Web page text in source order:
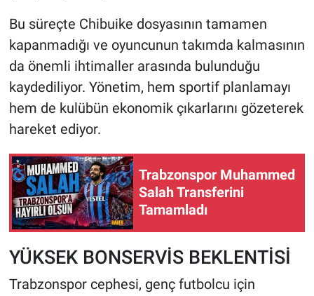
Bu süreçte Chibuike dosyasının tamamen
kapanmadığı ve oyuncunun takımda kalmasının
da önemli ihtimaller arasında bulunduğu
kaydediliyor. Yönetim, hem sportif planlamayı
hem de kulübün ekonomik çıkarlarını gözeterek
hareket ediyor.
Trabzonspor Muhammed
Salah Transferini
Tamamladı
YÜKSEK BONSERVİS BEKLENTİSİ
Trabzonspor cephesi, genç futbolcu için